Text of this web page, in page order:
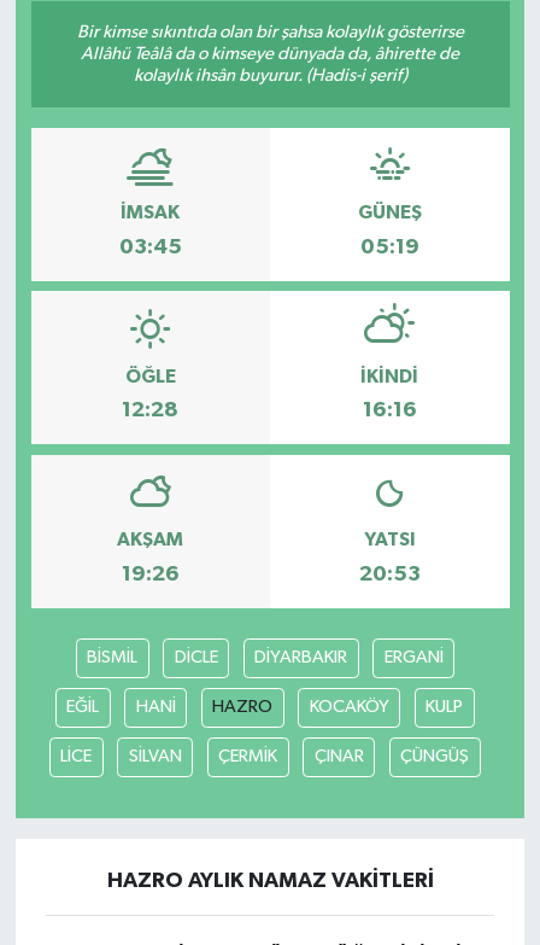
Bir kimse sıkıntıda olan bir şahsa kolaylık gösterirse
Allâhü Teâlâ da o kimseye dünyada da, âhirette de
kolaylık ihsân buyurur. (Hadis-i şerif)
İMSAK
03:45
GÜNEŞ
05:19
ÖĞLE
12:28
İKINDI
16:16
AKŞAM
19:26
YATSI
20:53
BİSMİL DİCLE DİYARBAKIR ERGANİ
EĞİL HANİ HAZRO KOCAKÖY KULP
LİCE SİLVAN ÇERMİK ÇINAR ÇÜNGÜŞ
HAZRO AYLIK NAMAZ VAKITLERI